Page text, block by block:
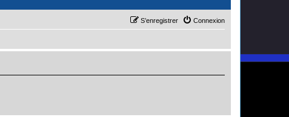
Connexion
S’enregistrer